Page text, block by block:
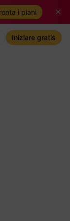
i piani
Iniziare gratis